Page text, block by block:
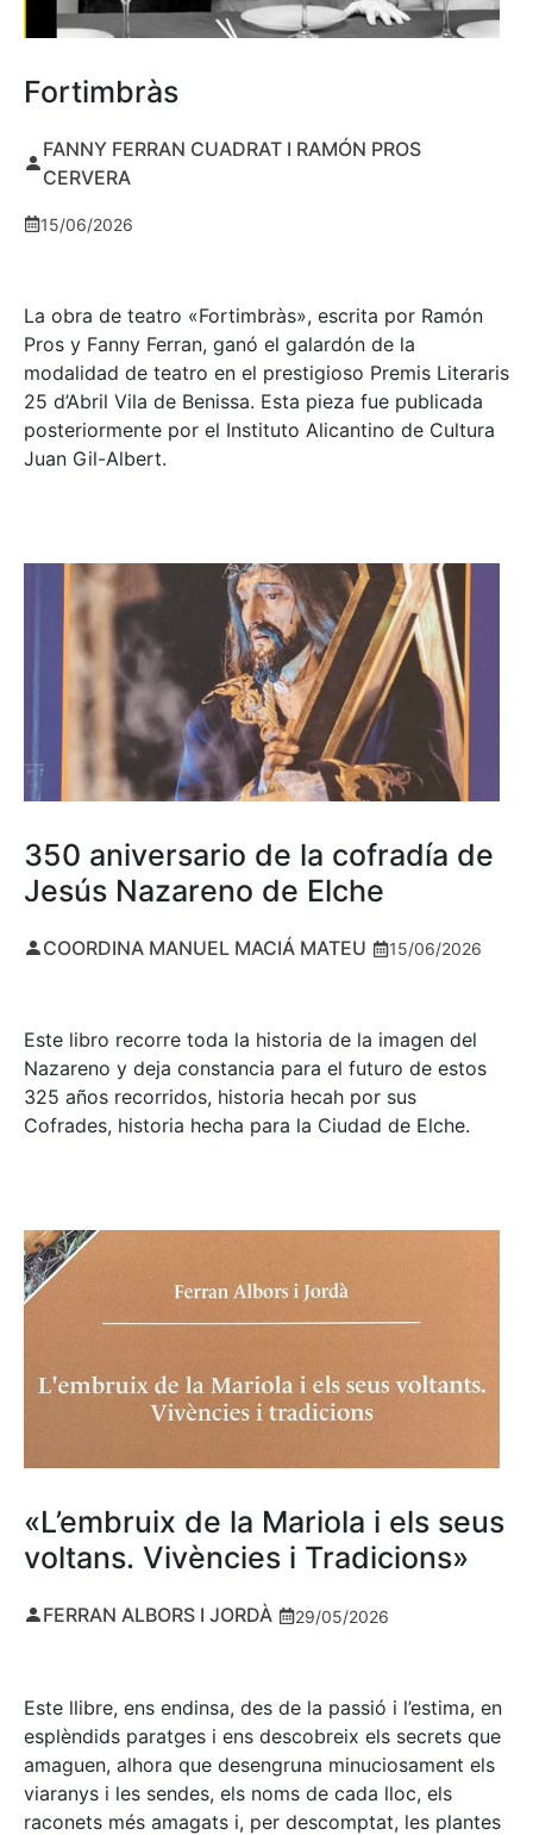
Fortimbràs
FANNY FERRAN CUADRAT I RAMÓN PROS
CERVERA
15/06/2026
La obra de teatro «Fortimbràs», escrita por Ramón
Pros y Fanny Ferran, ganó el galardón de la
modalidad de teatro en el prestigioso Premis Literaris
25 d’Abril Vila de Benissa. Esta pieza fue publicada
posteriormente por el Instituto Alicantino de Cultura
Juan Gil-Albert.
350 aniversario de la cofradía de
Jesús Nazareno de Elche
COORDINA MANUEL MACIÁ MATEU 15/06/2026
Este libro recorre toda la historia de la imagen del
Nazareno y deja constancia para el futuro de estos
325 años recorridos, historia hecah por sus
Cofrades, historia hecha para la Ciudad de Elche.
«L’embruix de la Mariola i els seus
voltans. Vivències i Tradicions»
FERRAN ALBORS I JORDÀ 29/05/2026
Este llibre, ens endinsa, des de la passió i l’estima, en
esplèndids paratges i ens descobreix els secrets que
amaguen, alhora que desengruna minuciosament els
viaranys i les sendes, els noms de cada lloc, els
raconets més amagats i, per descomptat, les plantes